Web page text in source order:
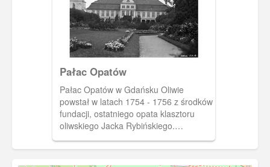
Pałac Opatów
Pałac Opatów w Gdańsku Oliwie
powstał w latach 1754 - 1756 z środków
fundacji, ostatniego opata klasztoru
oliwskiego Jacka Rybińskiego.
Utrzymany jest w stylu rokoko. Tu widok
jego południowej strony.